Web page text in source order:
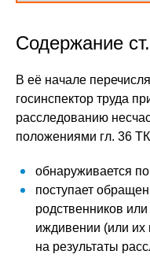
Содержание
В её начале
госинспектор труда
расследованию
положениями гл. 36
обнаруживается
поступает
родственников
иждивении (или их
на результаты